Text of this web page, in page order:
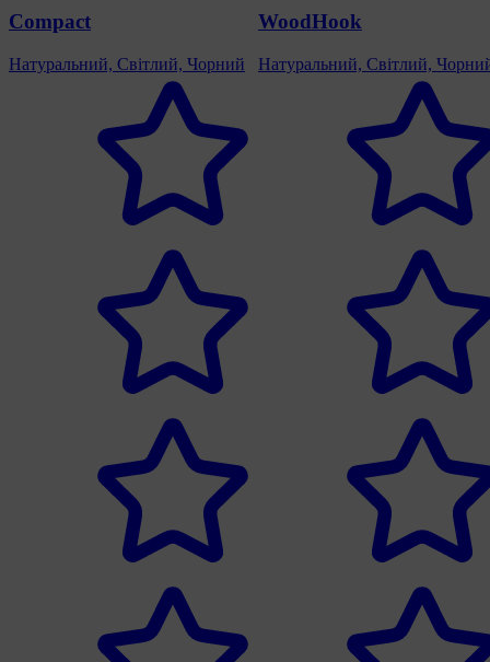
Compact
Натуральний, Світлий, Чорний
WoodHook
Натуральний, Світлий,